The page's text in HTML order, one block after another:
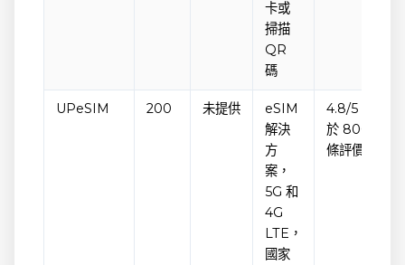
卡或
掃描
QR
碼
UPeSIM 200 未提供
eSIM
解決
方
案，
5G 和
4G
LTE，
國家
4.8/5（基
於 800
條評價）